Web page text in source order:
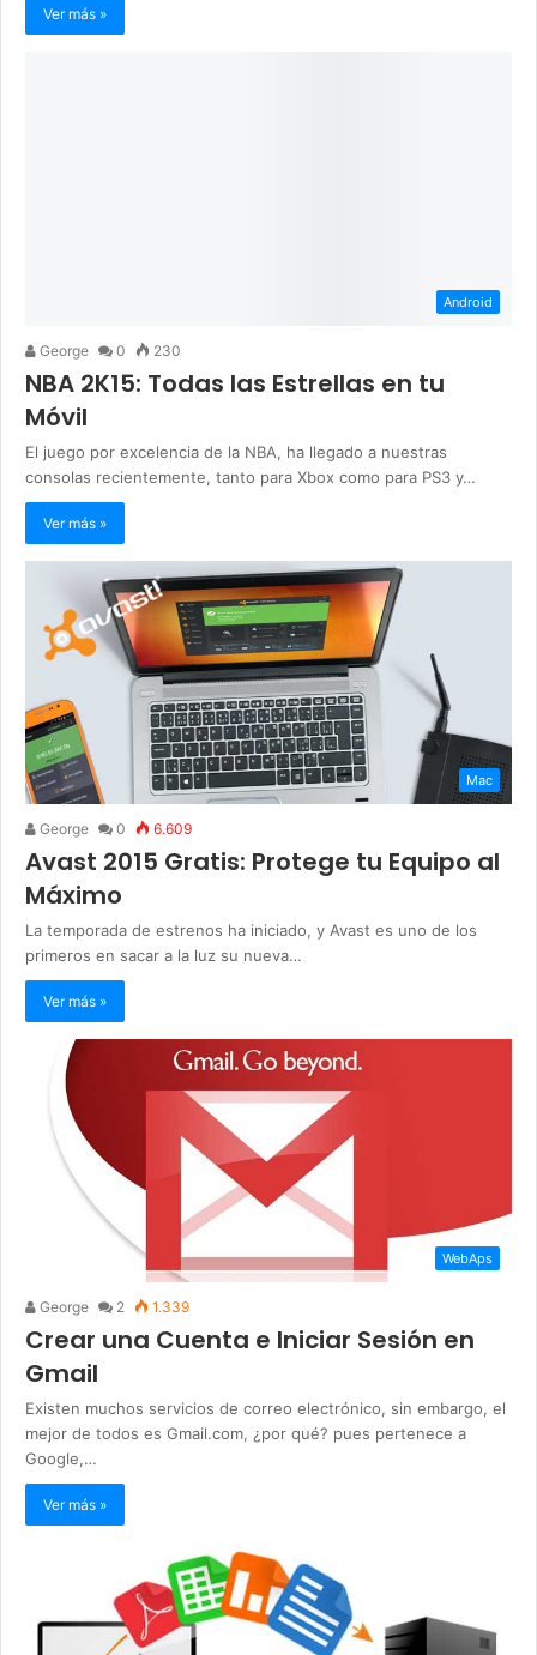
Ver más »
Android
George 0 230
NBA 2K15: Todas las Estrellas en tu
Móvil
El juego por excelencia de la NBA, ha llegado a nuestras
consolas recientemente, tanto para Xbox como para PS3 y…
Ver más »
Mac
George 0 6.609
Avast 2015 Gratis: Protege tu Equipo al
Máximo
La temporada de estrenos ha iniciado, y Avast es uno de los
primeros en sacar a la luz su nueva…
Ver más »
WebAps
George 2 1.339
Crear una Cuenta e Iniciar Sesión en
Gmail
Existen muchos servicios de correo electrónico, sin embargo, el
mejor de todos es Gmail.com, ¿por qué? pues pertenece a
Google,…
Ver más »